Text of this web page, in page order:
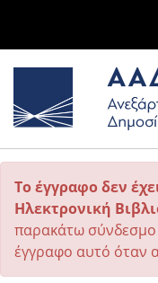
Το έγγραφο δεν
Ηλεκτρονική
παρακάτω
έγγραφο αυτό όταν